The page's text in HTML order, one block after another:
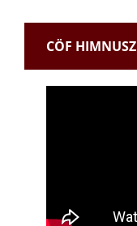
CÖF HIMNUSZ